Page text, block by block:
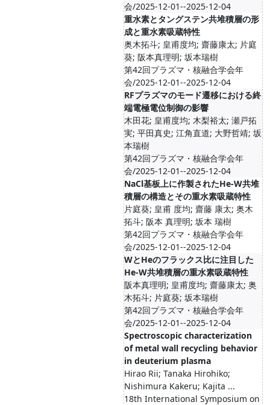
会/2025-12-01--2025-12-04
重水素とタングステン共堆積層の形
成と重水素吸蔵特性
奥木拓斗; 皇甫度均; 齋藤康太; 片庭
葵; 阪本真理明; 坂本瑞樹
第42回プラズマ・核融合学会年
会/2025-12-01--2025-12-04
RFプラズマのモード遷移における終
端電極電位制御の影響
木田花; 皇甫度均; 木梨裕太; 瀬戸拓
実; 平田真史; 江角直道; 大野哲靖; 坂
本瑞樹
第42回プラズマ・核融合学会年
会/2025-12-01--2025-12-04
NaCl基板上に作製されたHe-W共堆
積層の構造とその重水素吸蔵特性
片庭葵; 皇甫 度均; 齋藤 康太; 奥木
拓斗; 阪本 真理明; 坂本 瑞樹
第42回プラズマ・核融合学会年
会/2025-12-01--2025-12-04
WとHeのフラックス比に注目した
He-W共堆積層の重水素吸蔵特性
阪本真理明; 皇甫度均; 齋藤康太; 奥
木拓斗; 片庭葵; 坂本瑞樹
第42回プラズマ・核融合学会年
会/2025-12-01--2025-12-04
Spectroscopic characterization
of metal wall recycling behavior
in deuterium plasma
Hirao Rii; Tanaka Hirohiko;
Nishimura Kakeru; Kajita ...
18th International Symposium on